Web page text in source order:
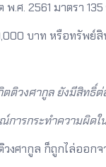
พ.ศ. 2561 มาตรา
บาท หรือทรัพย์สิ
ติวงศากูล ยังมีสิทธิ์
ารกระทำความผิดใ
กูล ก็ถูกไล่ออกจา